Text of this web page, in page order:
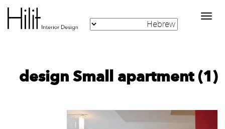
Toggle
navigation
design Small apartment (1)